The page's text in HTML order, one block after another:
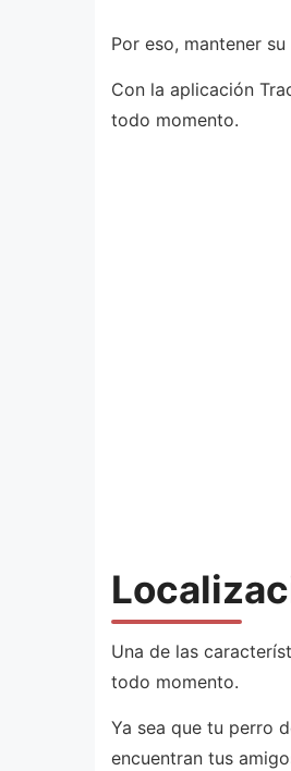
Por eso, mantener
Con la aplicación
todo momento.
Una de las
todo momento.
Ya sea que tu perro
encuentran tus